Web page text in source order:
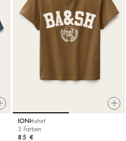
IONI t-shirt
3 Farben
85 €